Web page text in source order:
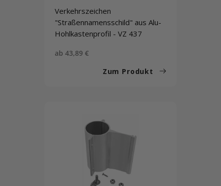
Verkehrszeichen
"Straßennamensschild" aus Alu-
Hohlkastenprofil - VZ 437
Sonderpreis
ab 43,89 €
Zum Produkt